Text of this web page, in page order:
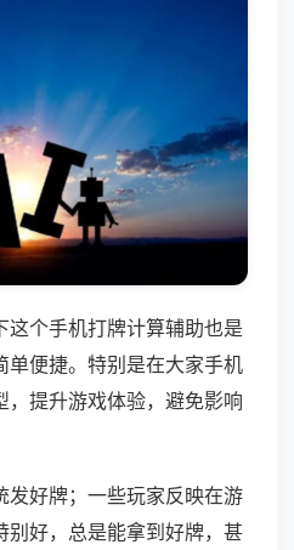
这个手机打牌计算辅助也是
单便捷。特别是在大家手机
，提升游戏体验，避免影响
发好牌；一些玩家反映在游
别好，总是能拿到好牌，甚